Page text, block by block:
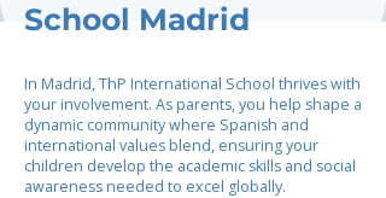
School Madrid
In Madrid, ThP International School thrives with
your involvement. As parents, you help shape a
dynamic community where Spanish and
international values blend, ensuring your
children develop the academic skills and social
awareness needed to excel globally.